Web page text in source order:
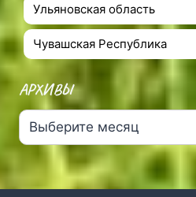
Ульяновская область
Чувашская Республика
АРХИВЫ
Архивы